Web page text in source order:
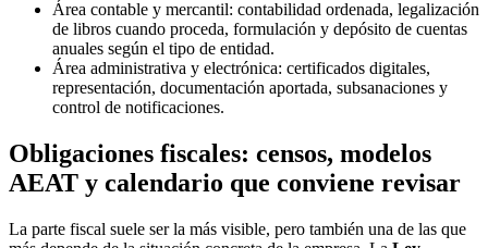
Área contable y mercantil: contabilidad ordenada, legalización
de libros cuando proceda, formulación y depósito de cuentas
anuales según el tipo de entidad.
Área administrativa y electrónica: certificados digitales,
representación, documentación aportada, subsanaciones y
control de notificaciones.
Obligaciones fiscales: censos, modelos
AEAT y calendario que conviene revisar
La parte fiscal suele ser la más visible, pero también una de las que